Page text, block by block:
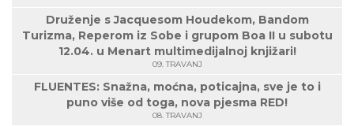
Druženje s Jacquesom Houdekom, Bandom
Turizma, Reperom iz Sobe i grupom Boa II u subotu
12.04. u Menart multimedijalnoj knjižari!
09. TRAVANJ
FLUENTES: Snažna, moćna, poticajna, sve je to i
puno više od toga, nova pjesma RED!
08. TRAVANJ